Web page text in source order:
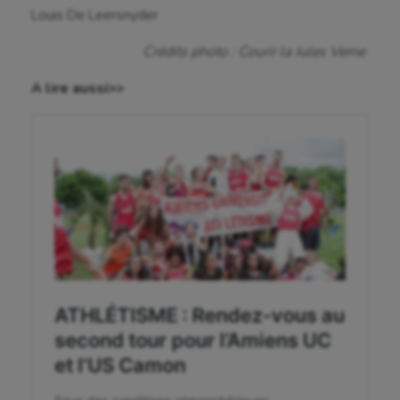
Gymnastique
Gymnastique rythmique
Haltérophilie
Jeux Olympiques et Paralympiques
Kayak-polo
Korfbal
Longue paume
Moto
Natation
Louis De Leersnyder
Crédits photo : Courir la Jules Verne
A lire aussi>>